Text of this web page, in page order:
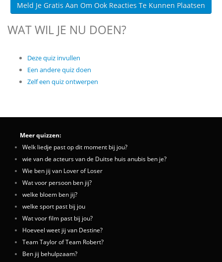
Meld Je Gratis Aan Om Ook Reacties Te Kunnen Plaatsen
WAT WIL JE NU DOEN?
Deze quiz invullen
Een andere quiz doen
Zelf een quiz ontwerpen
Meer quizzen:
Welk liedje past op dit moment bij jou?
wie van de acteurs van de Duitse huis anubis ben je?
Wie ben jij van Lover of Loser
Wat voor persoon ben jij?
welke bloem ben jij?
welke sport past bij jou
Wat voor film past bij jou?
Hoeveel weet jij van Destine?
Team Taylor of Team Robert?
Ben jij behulpzaam?